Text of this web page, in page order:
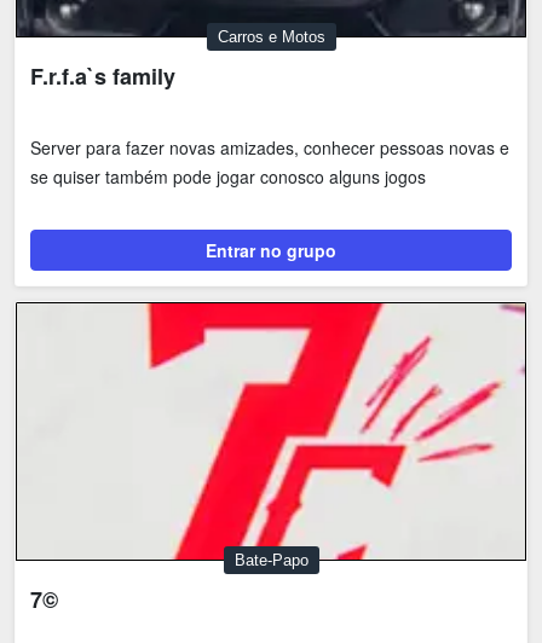
Carros e Motos
F.r.f.a`s family
Server para fazer novas amizades, conhecer pessoas novas e
se quiser também pode jogar conosco alguns jogos
Entrar no grupo
Bate-Papo
7©